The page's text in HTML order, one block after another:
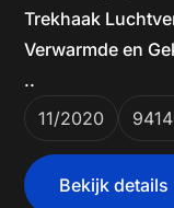
Trekhaak
Verwarmde en
..
11/2020
Bekijk details